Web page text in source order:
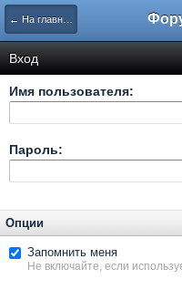
← На главную
Вход
Имя пользователя:
Пароль:
Опции
Запомнить меня
Не включайте, если